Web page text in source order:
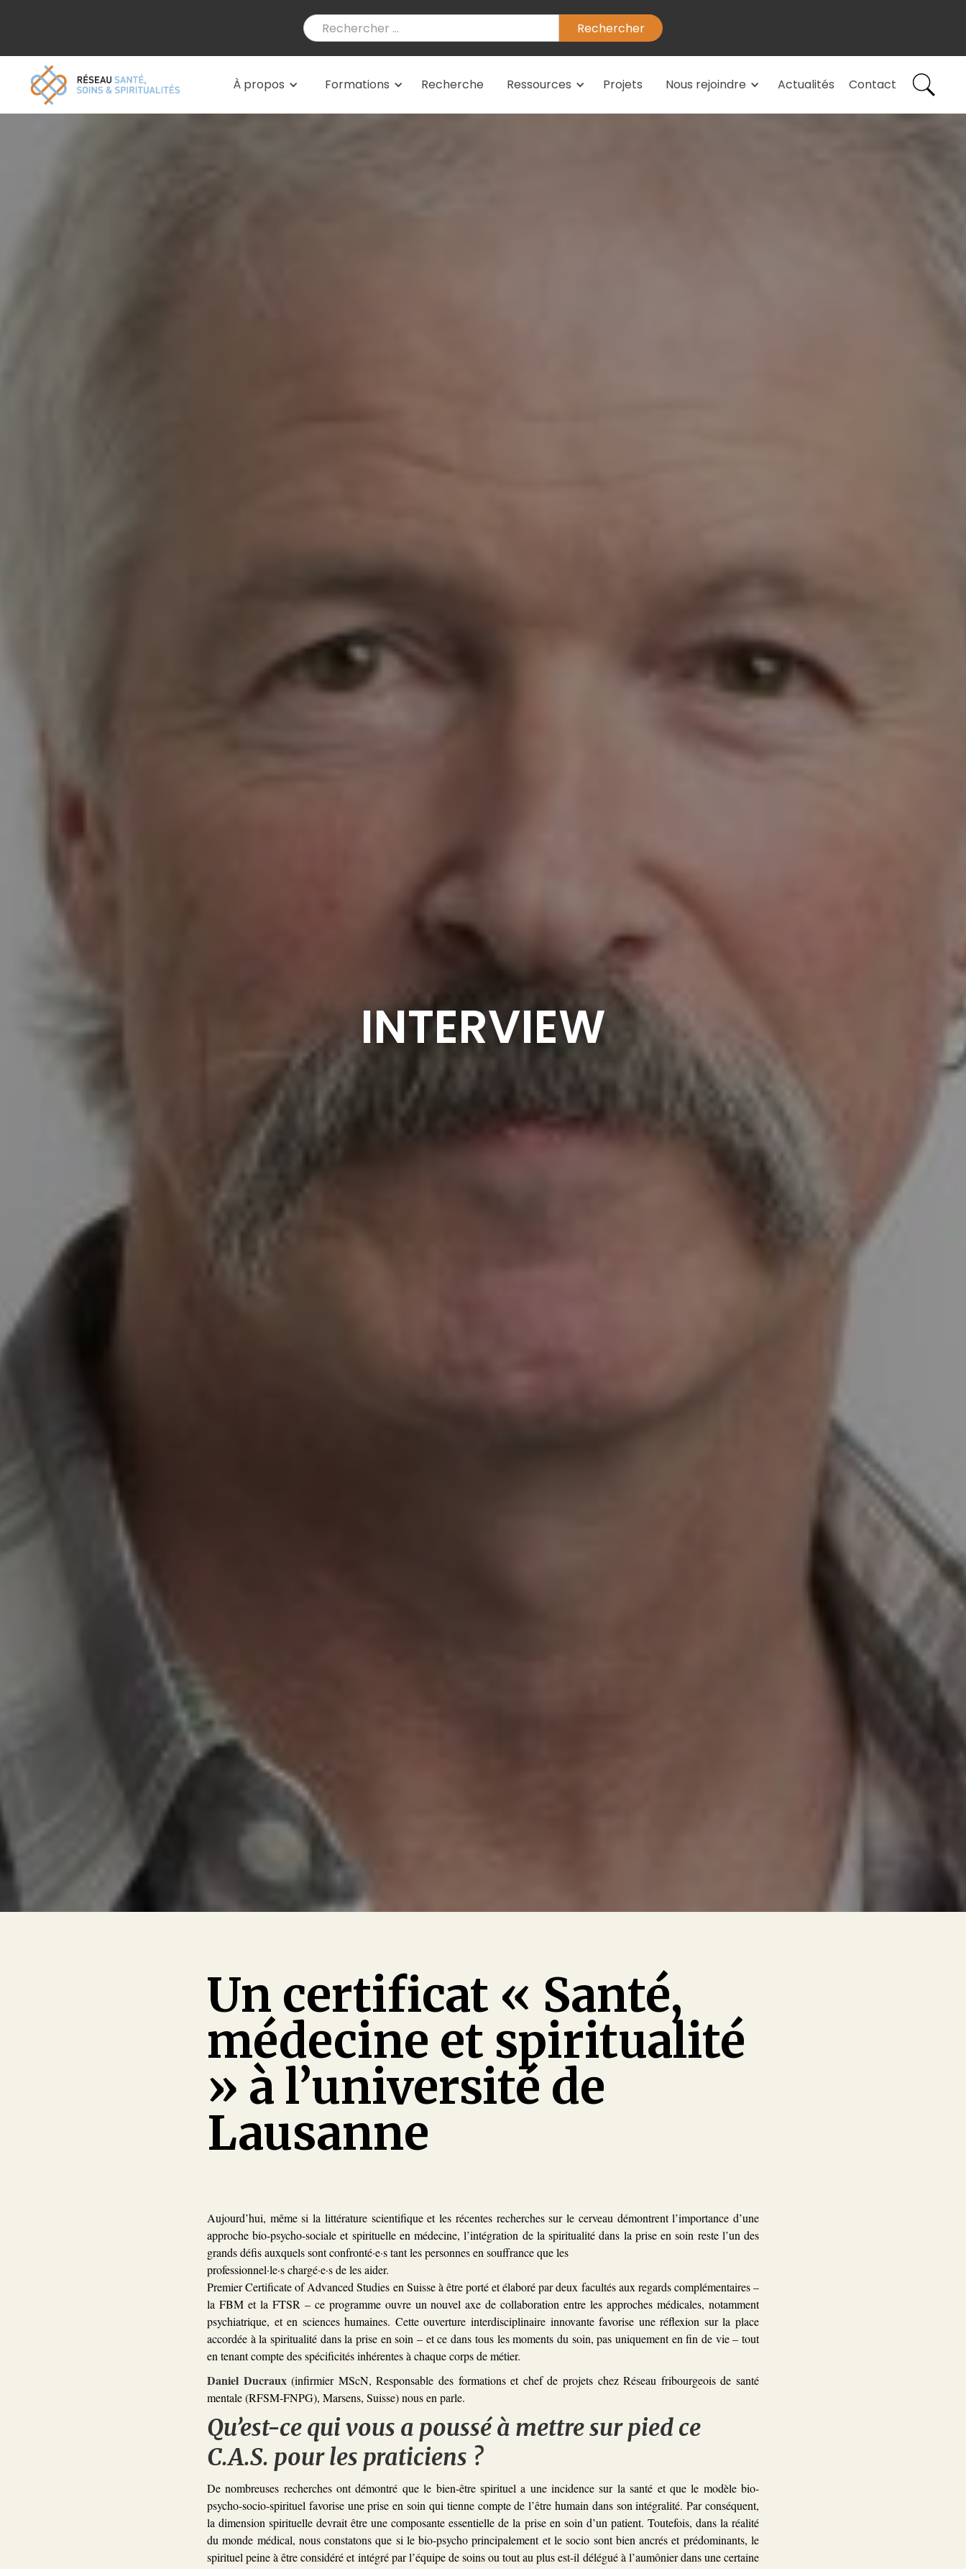
À propos Formations Recherche Ressources Projets Nous rejoindre Actualités Contact
INTERVIEW
Un certificat « Santé,
médecine et spiritualité
» à l’université de
Lausanne
Aujourd’hui, même si la littérature scientifique et les récentes recherches sur le cerveau démontrent l’importance d’une
approche bio-psycho-sociale et spirituelle en médecine, l’intégration de la spiritualité dans la prise en soin reste l’un des
grands défis auxquels sont confronté·e·s tant les personnes en souffrance que les
professionnel·le·s chargé·e·s de les aider.
Premier Certificate of Advanced Studies en Suisse à être porté et élaboré par deux facultés aux regards complémentaires –
la FBM et la FTSR – ce programme ouvre un nouvel axe de collaboration entre les approches médicales, notamment
psychiatrique, et en sciences humaines. Cette ouverture interdisciplinaire innovante favorise une réflexion sur la place
accordée à la spiritualité dans la prise en soin – et ce dans tous les moments du soin, pas uniquement en fin de vie – tout
en tenant compte des spécificités inhérentes à chaque corps de métier.
Daniel Ducraux(infirmier MScN, Responsable des formations et chef de projets chez Réseau fribourgeois de santé
mentale (RFSM-FNPG), Marsens, Suisse) nous en parle.
Qu’est-ce qui vous a poussé à mettre sur pied ce
C.A.S. pour les praticiens ?
De nombreuses recherches ont démontré que le bien-être spirituel a une incidence sur la santé et que le modèle bio-
psycho-socio-spirituel favorise une prise en soin qui tienne compte de l’être humain dans son intégralité. Par conséquent,
la dimension spirituelle devrait être une composante essentielle de la prise en soin d’un patient. Toutefois, dans la réalité
du monde médical, nous constatons que si le bio-psycho principalement et le socio sont bien ancrés et prédominants, le
spirituel peine à être considéré et intégré par l’équipe de soins ou tout au plus est-il délégué à l’aumônier dans une certaine